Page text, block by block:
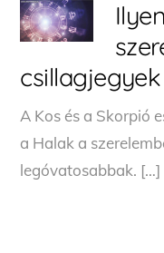
csillagjegyek
A Kos és a Skorpió
a Halak a
legóvatosabbak. […]